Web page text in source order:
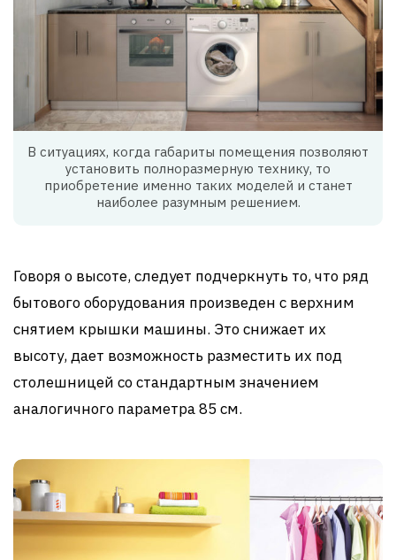
В ситуациях, когда габариты помещения позволяют
установить полноразмерную технику, то
приобретение именно таких моделей и станет
наиболее разумным решением.
Говоря о высоте, следует подчеркнуть то, что ряд
бытового оборудования произведен с верхним
снятием крышки машины. Это снижает их
высоту, дает возможность разместить их под
столешницей со стандартным значением
аналогичного параметра 85 см.